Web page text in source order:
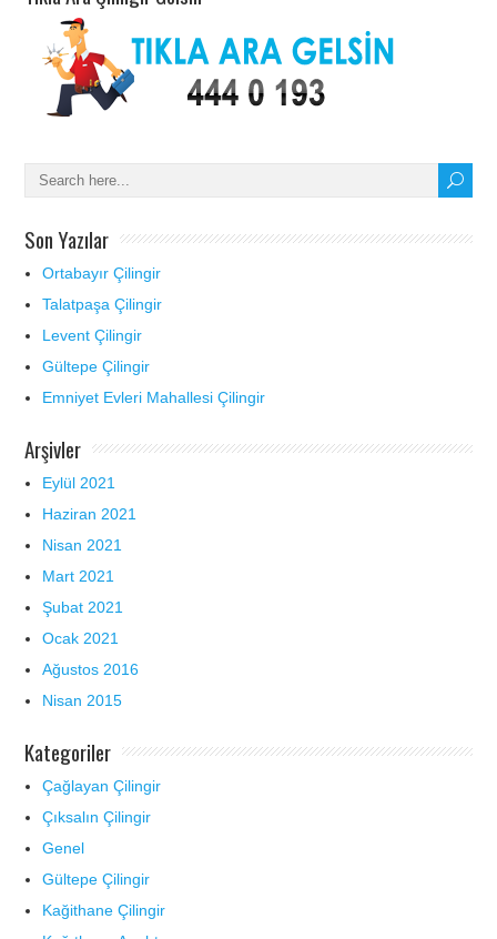
Son Yazılar
Ortabayır Çilingir
Talatpaşa Çilingir
Levent Çilingir
Gültepe Çilingir
Emniyet Evleri Mahallesi Çilingir
Arşivler
Eylül 2021
Haziran 2021
Nisan 2021
Mart 2021
Şubat 2021
Ocak 2021
Ağustos 2016
Nisan 2015
Kategoriler
Çağlayan Çilingir
Çıksalın Çilingir
Genel
Gültepe Çilingir
Kağithane Çilingir